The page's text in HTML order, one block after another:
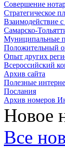
Совершение
Стратегическое
Взаимодействие
Самарско-
Муниципальные
Положительный
Опыт других
Всероссийский
Архив сайта
Полезные
Послания
Архив номеров
Новое
Все